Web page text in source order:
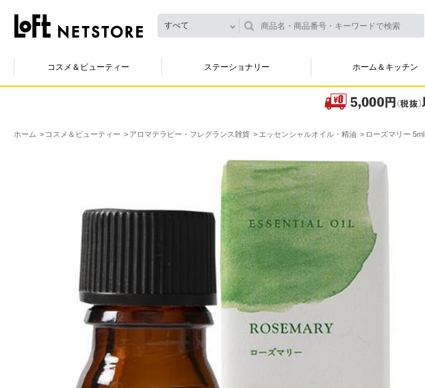
すべて
コスメ＆ビューティー ステーショナリー ホーム＆キッチン
ホーム コスメ＆ビューティー アロマテラピー・フレグランス雑貨 エッセンシャルオイル・精油 ローズマリー 5ml